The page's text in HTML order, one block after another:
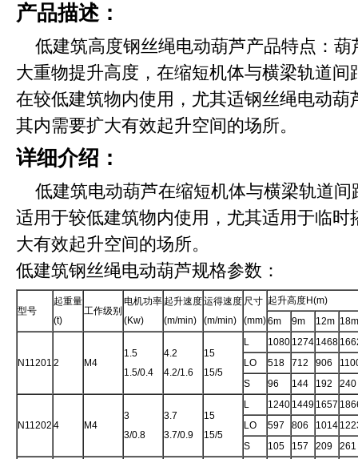
产品描述：
低建筑高度钢丝绳电动葫芦产品特点：
大重物提升高度，在缩短机体与横梁轨道
在较低建筑物内使用，尤其适钢丝绳电动
其内需要扩大有效起升空间的场所。
详细介绍：
低建筑电动葫芦在缩短机体与横梁轨道
适用于较低建筑物内使用，尤其适用于临
大有效起升空间的场所。
低建筑钢丝绳电动葫芦规格参数：
型号
起重量
(t)
工作级别
电机功率
(Kw)
起升速度
(m/min)
运得速度
(m/min)
尺寸
(mm)
起升高度H(m)
6m
9m 12m 18m
N11201 2 M4
1.5
1.5/0.4
4.2
4.2/1.6
15
15/5
L 1080 1274 1468
LO
518 712 906
S
96 144 192 240
N11202 4 M4
3
3/0.8
3.7
3.7/0.9
15
15/5
L 1240 1449 1657
LO
597 806 1014
S
105 157 209 261